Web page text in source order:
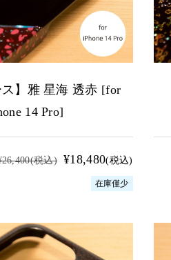
ス】雅 星海 透赤 [for
14 Pro]
(税込) ¥18,480(税込)
在庫僅少